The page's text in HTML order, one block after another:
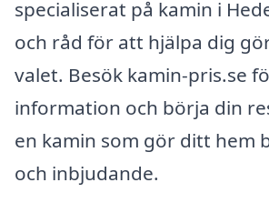
specialiserat på kamin i
och råd för att hjälpa dig
valet. Besök kamin-pris.se
information och börja din
en kamin som gör ditt hem
och inbjudande.